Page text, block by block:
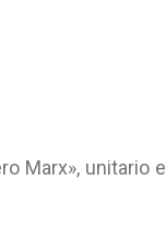
Marx», unitario e